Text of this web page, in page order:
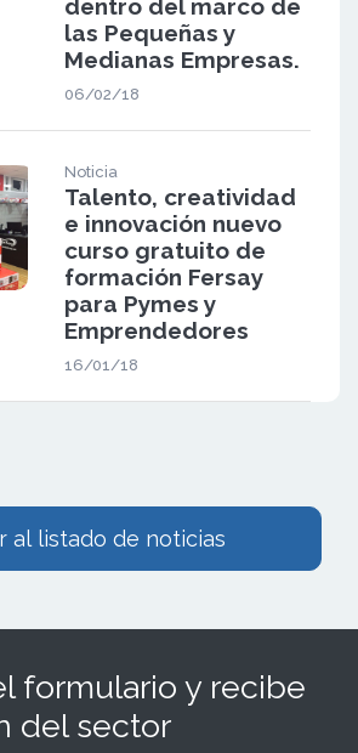
dentro del marco de
las Pequeñas y
Medianas Empresas.
06/02/18
Noticia
Talento, creatividad
e innovación nuevo
curso gratuito de
formación Fersay
para Pymes y
Emprendedores
16/01/18
al listado de noticias
formulario y recibe
del sector